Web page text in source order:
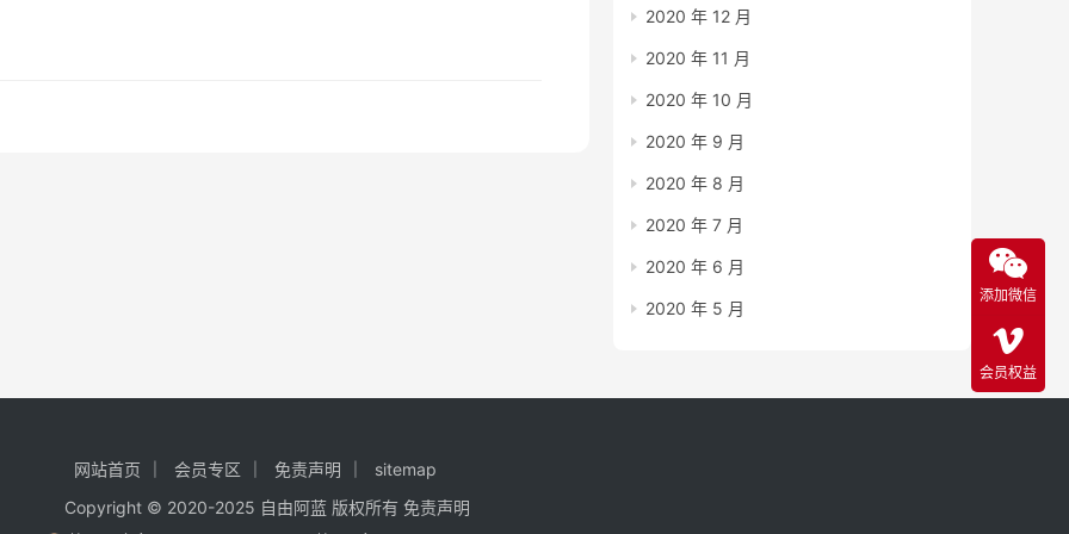
2020 年 12 月
2020 年 11 月
2020 年 10 月
2020 年 9 月
2020 年 8 月
2020 年 7 月
2020 年 6 月
2020 年 5 月
网站首页 会员专区 免责声明
sitemap
Copyright © 2020-2025 自由阿蓝 版权所有 免责声明
添加微信
会员权益